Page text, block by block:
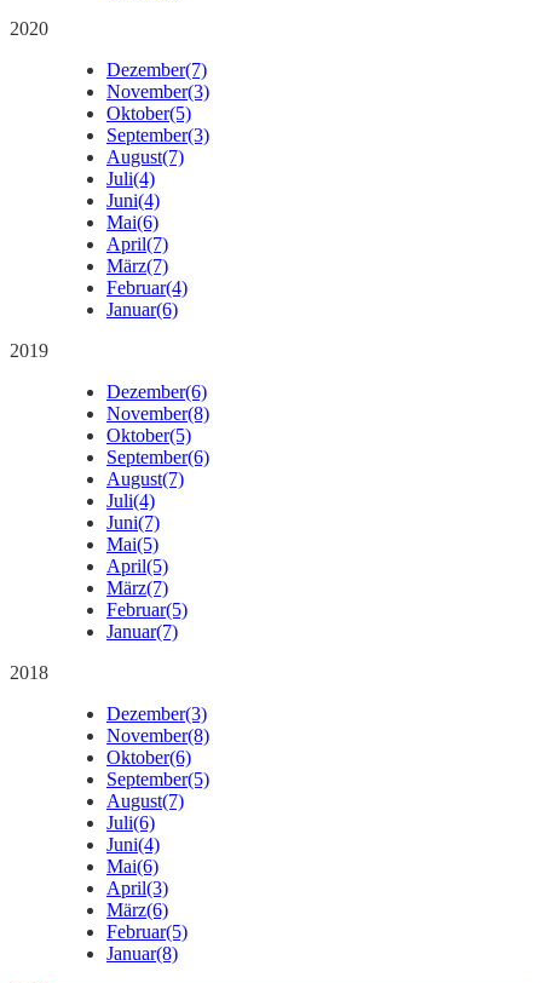
2020
Dezember(7)
November(3)
Oktober(5)
September(3)
August(7)
Juli(4)
Juni(4)
Mai(6)
April(7)
März(7)
Februar(4)
Januar(6)
2019
Dezember(6)
November(8)
Oktober(5)
September(6)
August(7)
Juli(4)
Juni(7)
Mai(5)
April(5)
März(7)
Februar(5)
Januar(7)
2018
Dezember(3)
November(8)
Oktober(6)
September(5)
August(7)
Juli(6)
Juni(4)
Mai(6)
April(3)
März(6)
Februar(5)
Januar(8)